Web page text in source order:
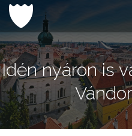
Ugrás
tartalomhoz
Idén nyáron is